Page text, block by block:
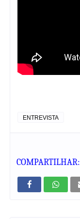
ENTREVISTA
COMPARTILHAR: